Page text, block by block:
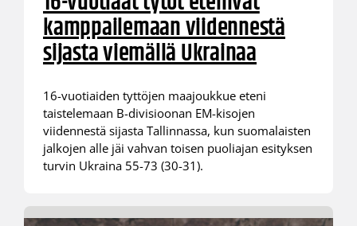
kamppailemaan viidennestä
sijasta viemällä Ukrainaa
16-vuotiaiden tyttöjen maajoukkue eteni
taistelemaan B-divisioonan EM-kisojen
viidennestä sijasta Tallinnassa, kun suomalaisten
jalkojen alle jäi vahvan toisen puoliajan esityksen
turvin Ukraina 55-73 (30-31).